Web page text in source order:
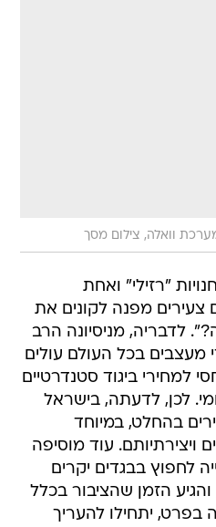
וואלה, צילום מסך
"רזילי" ואחת
צעירים מפנה לקונים את
לדבריה, מניסיונה הרב
מעצבים בכל העולם עולים
למחירי ביגוד סטנדרטיים
לכן, לדעתה, בישראל
בהחלט, במיוחד
עוד מוסיפה
לחפוץ בבגדים יקרים
והגיע הזמן שהציבור בכלל
בפרט, יתחילו להעריך